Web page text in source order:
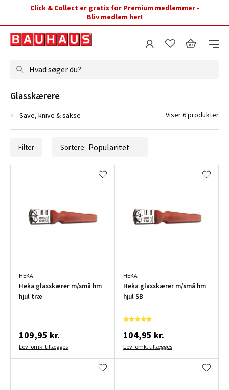
Click & Collect er gratis for Premium medlemmer -
Bliv medlem her!
Hvad søger du?
Filter Sortere:
HEKA
Heka glasskærer m/små hm
hjul træ
109,95 kr.
Lev. omk. tillægges
HEKA
Heka glasskærer m/små hm
hjul SB
104,95 kr.
Lev. omk. tillægges
Glasskærere
Save, knive & sakse Viser 6 produkter